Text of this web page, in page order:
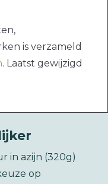
is verzameld
. Laatst gewijzigd
in azijn (320g)
op